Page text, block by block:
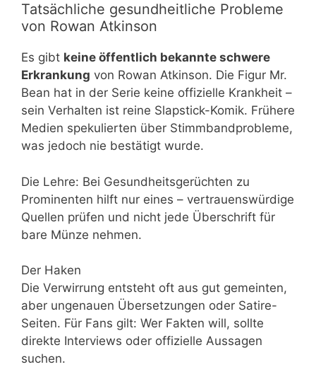
Tatsächliche gesundheitliche Probleme
von Rowan Atkinson
Es gibt keine öffentlich bekannte schwere
Erkrankung von Rowan Atkinson. Die Figur Mr.
Bean hat in der Serie keine offizielle Krankheit –
sein Verhalten ist reine Slapstick-Komik. Frühere
Medien spekulierten über Stimmbandprobleme,
was jedoch nie bestätigt wurde.
Die Lehre: Bei Gesundheitsgerüchten zu
Prominenten hilft nur eines – vertrauenswürdige
Quellen prüfen und nicht jede Überschrift für
bare Münze nehmen.
Der Haken
Die Verwirrung entsteht oft aus gut gemeinten,
aber ungenauen Übersetzungen oder Satire-
Seiten. Für Fans gilt: Wer Fakten will, sollte
direkte Interviews oder offizielle Aussagen
suchen.